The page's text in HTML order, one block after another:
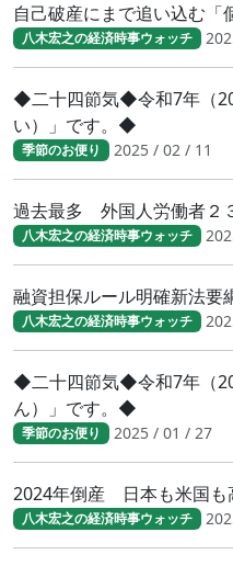
自己破産にまで追い込む「
八木宏之の経済時事ウォッチ
◆二十四節気◆令和7年（
い）」です。◆
季節のお便り 2025 / 02 / 11
過去最多 外国人労働者２
八木宏之の経済時事ウォッチ
融資担保ルール明確新法要
八木宏之の経済時事ウォッチ
◆二十四節気◆令和7年（
ん）」です。◆
季節のお便り 2025 / 01 / 27
2024年倒産 日本も米国も
八木宏之の経済時事ウォッチ